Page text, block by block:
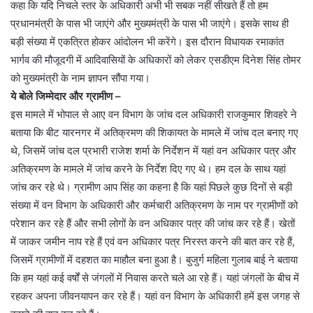
कहा कि यदि निचले स्तर के अधिकारी अभी भी सबक नहीं सीखते हैं तो हम
प्रधानमंत्री के पास भी जाएंगे और मुख्यमंत्री के पास भी जाएंगे। इसके साथ ही
बड़ी संख्या में एकत्रित होकर आंदोलन भी करेंगे। इस दौरान विधायक रमाकांत
भार्गव की मौजूदगी में आदिवासियों के अधिकारों को लेकर एसडीएम दिनेश सिंह तोमर
को मुख्यमंत्री के नाम ज्ञापन सौंपा गया।
ये बोले जिम्मेदार और ग्रामीण –
इस मामले में भोपाल से आए वन विभाग के जांच दल अधिकारी राजकुमार शिवहरे ने
बताया कि बीट यारनगर में अतिक्रमण की शिकायत के मामले में जांच दल बनाए गए
थे, जिसमें जांच दल प्रभारी राजेश शर्मा के निर्देशन में यहां वन अधिकार पत्र और
अतिक्रमण के मामले में जांच करने के निर्देश दिए गए थे। हम दल के साथ यहां
जांच कर रहे थे। ग्रामीण आप सिंह का कहना है कि यहां पिछले कुछ दिनों से बड़ी
संख्या में वन विभाग के अधिकारी और कर्मचारी अतिक्रमण के नाम पर ग्रामीणों को
परेशान कर रहे हैं और सभी लोगों के वन अधिकार पत्र की जांच कर रहे हैं। खेतों
में जाकर जमीन नाप रहे हैं एवं वन अधिकार पत्र निरस्त करने की बात कर रहे हैं,
जिसमें ग्रामीणों में दहशत का माहौल बना हुआ है। बुजुर्ग महिला गुलाब बाई ने बताया
कि हम यहां कई वर्षों से जंगलों में निवास करते चले आ रहे हैं। यहां जंगलों के बीच में
रहकर अपना जीवनयापन कर रहे हैं। यहां वन विभाग के अधिकारी हमें इस जगह से